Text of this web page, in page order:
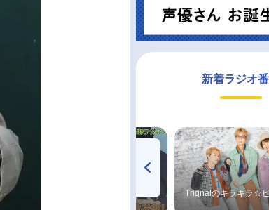
新着ラジオ
Trignalのキラキラ☆